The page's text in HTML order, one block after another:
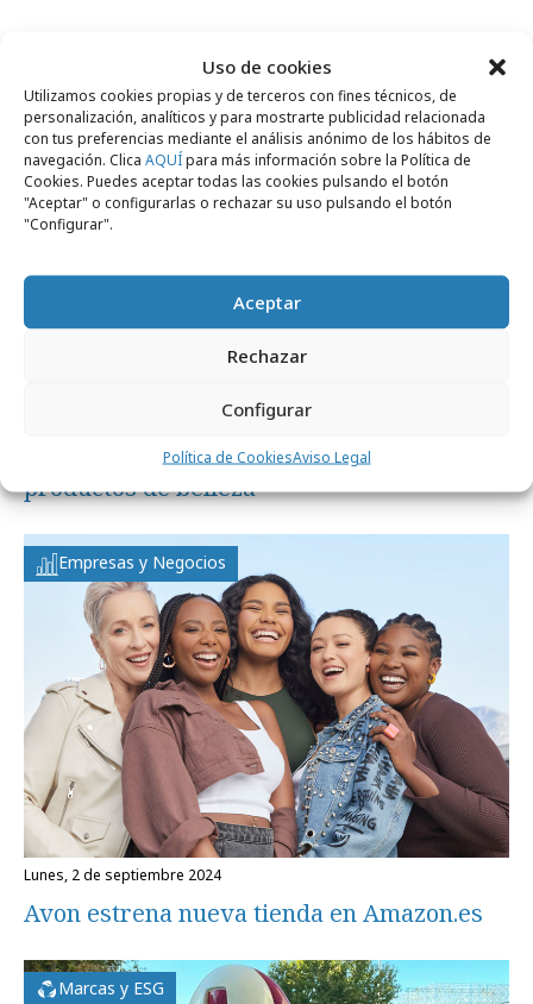
Uso de cookies
Utilizamos cookies propias y de terceros con fines técnicos, de
personalización, analíticos y para mostrarte publicidad relacionada
con tus preferencias mediante el análisis anónimo de los hábitos de
navegación. Clica AQUÍpara más información sobre la Política de
Cookies. Puedes aceptar todas las cookies pulsando el botón
"Aceptar" o configurarlas o rechazar su uso pulsando el botón
"Configurar".
Aceptar
Rechazar
Configurar
Política de CookiesAviso Legal
Avon lanza una colección solidaria de
productos de belleza
Empresas y Negocios
lunes, 2 de septiembre 2024
Avon estrena nueva tienda en Amazon.es
Marcas y ESG